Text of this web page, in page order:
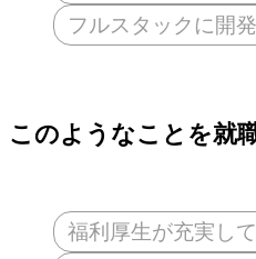
フルスタックに開
このようなことを就
福利厚生が充実し